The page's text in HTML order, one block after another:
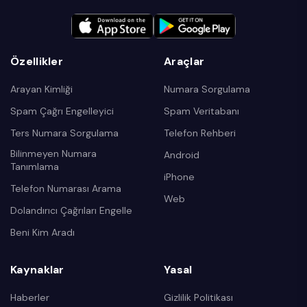
Özellikler
Arayan Kimliği
Spam Çağrı Engelleyici
Ters Numara Sorgulama
Bilinmeyen Numara
Tanımlama
Telefon Numarası Arama
Dolandırıcı Çağrıları Engelle
Beni Kim Aradı
Araçlar
Numara Sorgulama
Spam Veritabanı
Telefon Rehberi
Android
iPhone
Web
Kaynaklar
Haberler
Yasal
Gizlilik Politikası